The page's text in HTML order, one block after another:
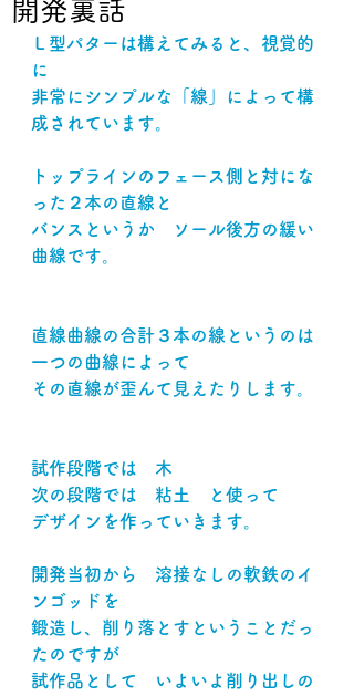
開発裏話
Ｌ型パターは構えてみると、視覚的
に
非常にシンプルな「線」によって構
成されています。
トップラインのフェース側と対にな
った２本の直線と
バンスというか　ソール後方の緩い
曲線です。
直線曲線の合計３本の線というのは
一つの曲線によって
その直線が歪んて見えたりします。
試作段階では　木
次の段階では　粘土　と使って
デザインを作っていきます。
開発当初から　溶接なしの軟鉄のイ
ンゴッドを
鍛造し、削り落とすということだっ
たのですが
試作品として　いよいよ削り出しの